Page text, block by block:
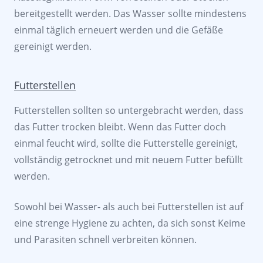
bereitgestellt werden. Das Wasser sollte mindestens
einmal täglich erneuert werden und die Gefäße
gereinigt werden.
Futterstellen
Futterstellen sollten so untergebracht werden, dass
das Futter trocken bleibt. Wenn das Futter doch
einmal feucht wird, sollte die Futterstelle gereinigt,
vollständig getrocknet und mit neuem Futter befüllt
werden.
Sowohl bei Wasser- als auch bei Futterstellen ist auf
eine strenge Hygiene zu achten, da sich sonst Keime
und Parasiten schnell verbreiten können.